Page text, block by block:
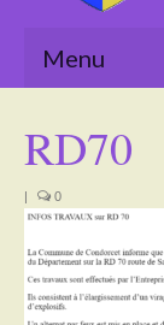
Menu
La Mairie
Le village
Tourisme
RD70
| 0